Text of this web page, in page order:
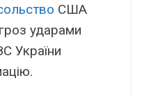
США
ударами
України